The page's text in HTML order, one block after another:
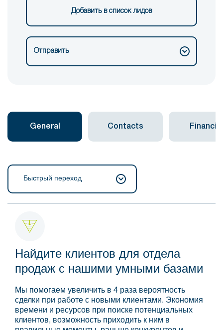
Добавить в список лидов
Отправить
General Contacts Financial
Быстрый переход
Найдите клиентов для отдела
продаж с нашими умными базами
Мы помогаем увеличить в 4 раза вероятность
сделки при работе с новыми клиентами. Экономия
времени и ресурсов при поиске потенциальных
клиентов, возможность приходить к ним в